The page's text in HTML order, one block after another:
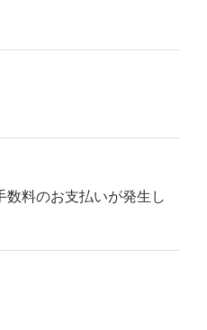
数料のお支払いが発生し